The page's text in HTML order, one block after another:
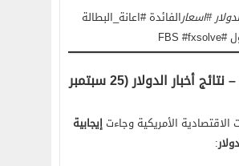
#اسعارالفائدة #اعانة_البطالة
تحديث – نتائج أخبار الدولار (25 سبتمبر
الاقتصادية الأمريكية وجاءتإيجابية
: